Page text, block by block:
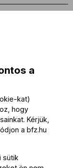
ékszerekkel és
Fine Wine Shop
a
kat)
hogy
Kérjük,
a bfz.hu
sütik